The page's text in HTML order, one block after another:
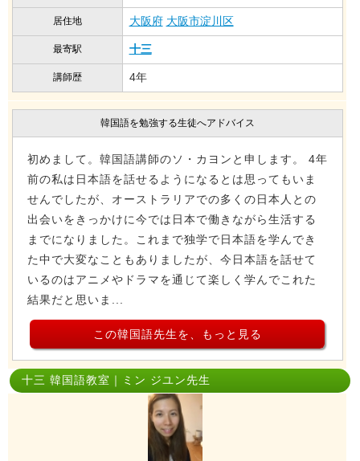
居住地 大阪府 大阪市淀川区
最寄駅 十三
講師歴 4年
韓国語を勉強する生徒へアドバイス
初めまして。韓国語講師のソ・カヨンと申します。 4年
前の私は日本語を話せるようになるとは思ってもいま
せんでしたが、オーストラリアでの多くの日本人との
出会いをきっかけに今では日本で働きながら生活する
までになりました。これまで独学で日本語を学んでき
た中で大変なこともありましたが、今日本語を話せて
いるのはアニメやドラマを通じて楽しく学んでこれた
結果だと思いま...
この韓国語先生を、もっと見る
十三 韓国語教室｜ミン ジユン先生